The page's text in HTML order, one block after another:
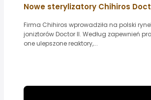
Nowe sterylizatory Chihiros
Firma Chihiros wprowadziła na polski
joniztorów Doctor II. Według zapewnień
one ulepszone reaktory,...